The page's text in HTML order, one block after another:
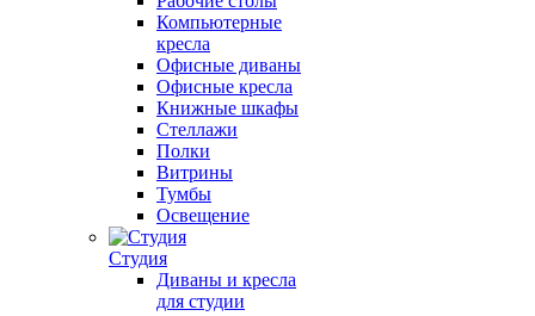
Компьютерные
кресла
Офисные диваны
Офисные кресла
Книжные шкафы
Стеллажи
Полки
Витрины
Тумбы
Освещение
Студия
Диваны и кресла
для студии